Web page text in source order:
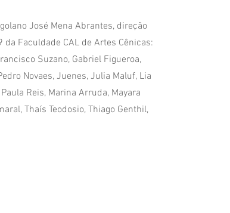
José Mena Abrantes, direção
Faculdade CAL de Artes Cênicas:
Suzano, Gabriel Figueroa,
Novaes, Juenes, Julia Maluf, Lia
Reis, Marina Arruda, Mayara
Thaís Teodosio, Thiago Genthil,